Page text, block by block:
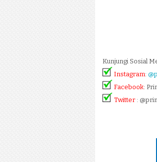
Kunjungi Sosial
Instagram:
Facebook:
Twitter :